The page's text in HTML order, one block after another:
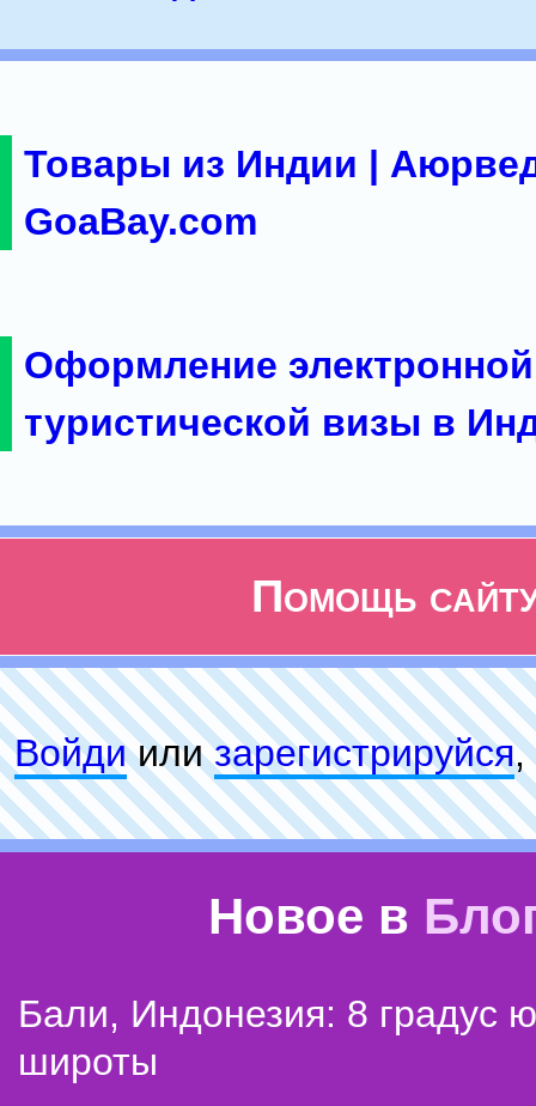
Товары из Индии |
GoaBay.com
Оформление электронной
туристической визы в
Помощь
Войдиилизарeгиcтpируйся,
Новое в
Бали, Индонезия: 8 градус
широты